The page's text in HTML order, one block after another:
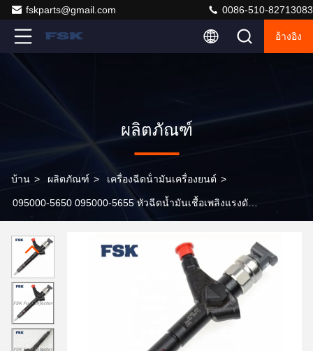
fskparts@gmail.com 0086-510-82713083
อ้างอิง
ผลิตภัณฑ์
บ้าน > ผลิตภัณฑ์ > เครื่องฉีดน้ํามันเครื่องยนต์ >
095000-5650 095000-5655 หัวฉีดน้ำมันเชื้อเพลิงแรงดัน